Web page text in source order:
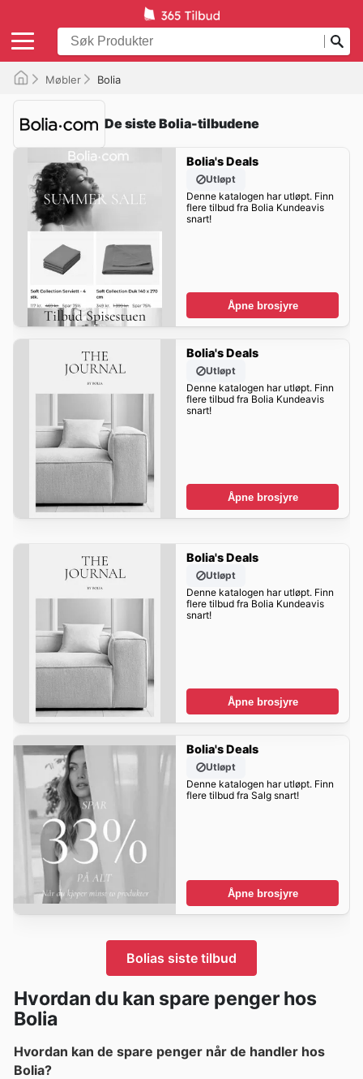
Møbler Bolia
De siste Bolia-tilbudene
Bolia's Deals
Utløpt
Denne katalogen har utløpt. Finn
flere tilbud fra Bolia Kundeavis
snart!
Åpne brosjyre
Bolia's Deals
Utløpt
Denne katalogen har utløpt. Finn
flere tilbud fra Bolia Kundeavis
snart!
Åpne brosjyre
Bolia's Deals
Utløpt
Denne katalogen har utløpt. Finn
flere tilbud fra Bolia Kundeavis
snart!
Åpne brosjyre
Bolia's Deals
Utløpt
Denne katalogen har utløpt. Finn
flere tilbud fra Salg snart!
Åpne brosjyre
Bolias siste tilbud
Hvordan du kan spare penger hos
Bolia
Hvordan kan de spare penger når de handler hos
Bolia?